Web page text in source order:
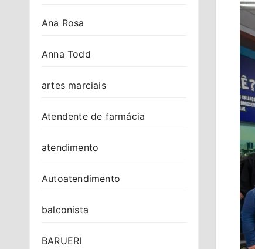
Ana Rosa
Anna Todd
artes marciais
Atendente de farmácia
atendimento
Autoatendimento
balconista
BARUERI